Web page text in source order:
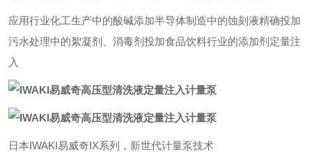
应用行业化工生产中的酸碱添加半导体制造中的蚀刻液精确投加
污水处理中的絮凝剂、消毒剂投加食品饮料行业的添加剂定量注
入
日本IWAKI易威奇IX系列，新世代计量泵技术